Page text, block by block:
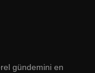
gündemini en